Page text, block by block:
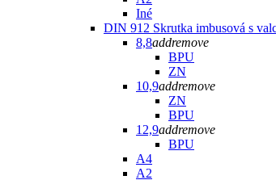
Iné
DIN 912 Skrutka imbusová s
8,8addremove
BPU
ZN
10,9addremove
ZN
BPU
12,9addremove
BPU
A4
A2